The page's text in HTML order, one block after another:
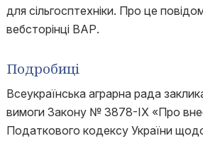
для сільгосптехніки. Про це
вебсторінці ВАР.
Подробиці
Всеукраїнська аграрна рада
вимоги Закону № 3878-IX «Про
Податкового кодексу України